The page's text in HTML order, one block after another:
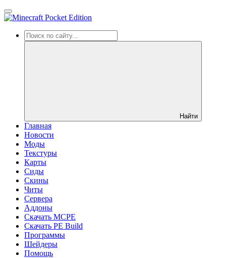
Найти
Главная
Новости
Моды
Текстуры
Карты
Сиды
Cкины
Читы
Сервера
Аддоны
Скачать MCPE
Скачать PE Build
Программы
Шейдеры
Помощь